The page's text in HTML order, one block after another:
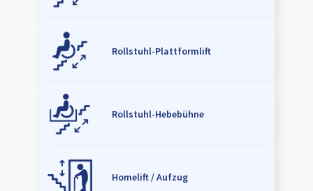
Rollstuhl-Plattformlift
Rollstuhl-Hebebühne
Homelift / Aufzug